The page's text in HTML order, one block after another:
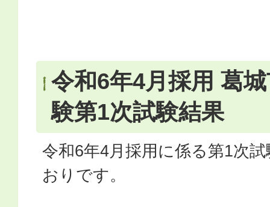
令和6年4月採用 葛
験第1次試験結果
令和6年4月採用に係る第1次
おりです。